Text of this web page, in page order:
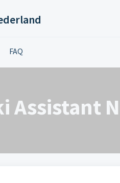
FAQ
Assistant